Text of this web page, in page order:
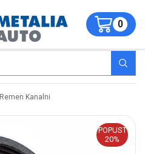
0
Remen Kanalni
POPUST
20%